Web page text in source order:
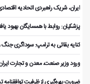
ایران، شریک راهبردی اتحادیه
پزشکیان: روابط با همسایگان بهبود
کنایه بقائی به ترامپ: سوداگری
ورود وزیر صنعت، معدن و تجارت